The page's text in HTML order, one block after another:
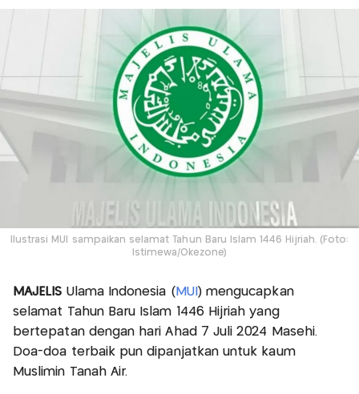
Ilustrasi MUI sampaikan selamat Tahun Baru Islam 1446 Hijriah. (Foto:
Istimewa/Okezone)
MAJELIS Ulama Indonesia ( MUI ) mengucapkan
selamat Tahun Baru Islam 1446 Hijriah yang
bertepatan dengan hari Ahad 7 Juli 2024 Masehi.
Doa-doa terbaik pun dipanjatkan untuk kaum
Muslimin Tanah Air.